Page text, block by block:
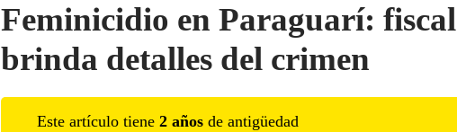
Feminicidio en Paraguarí: fiscal
brinda detalles del crimen
Este artículo tiene 2 años de antigüedad